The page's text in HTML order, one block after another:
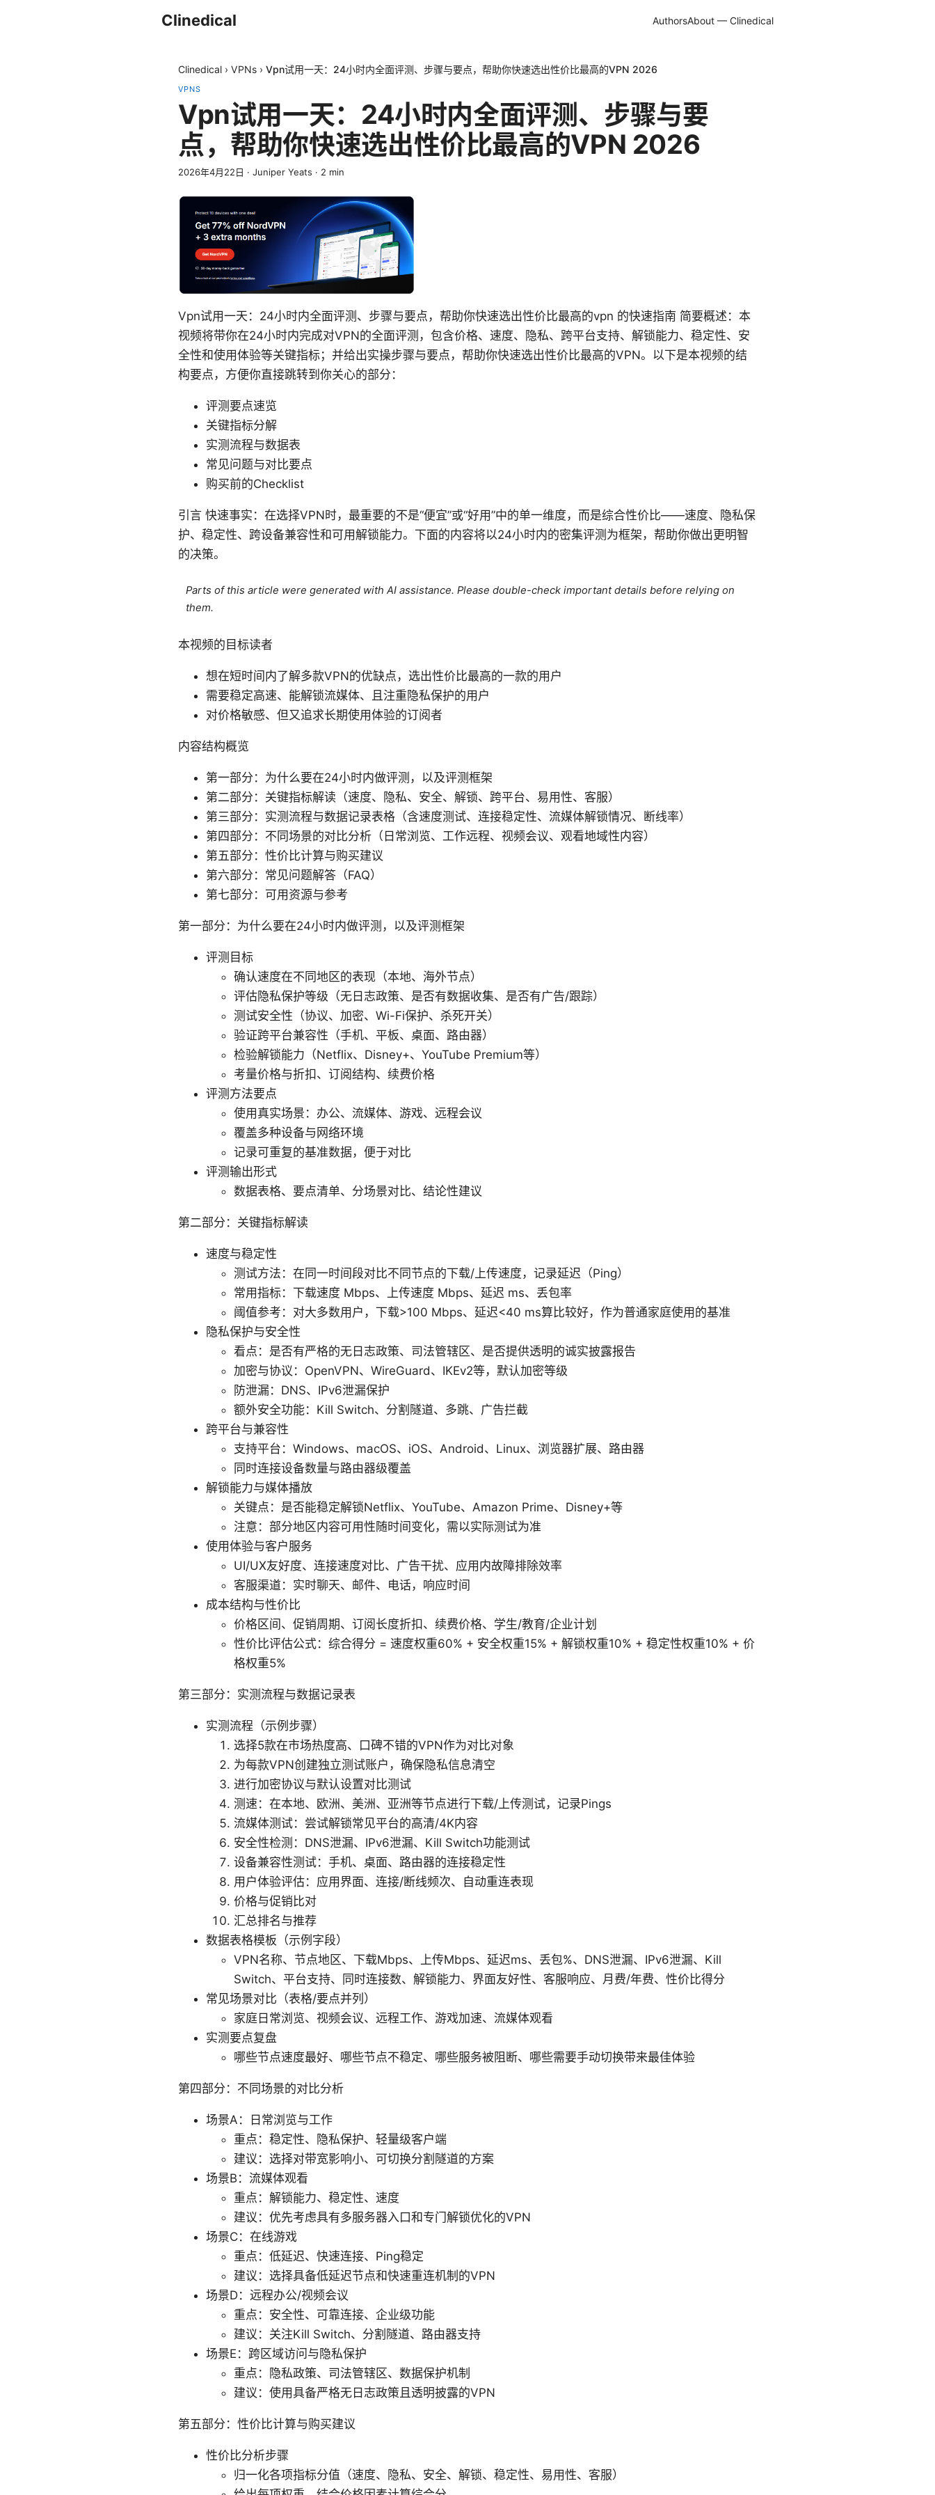
Clinedical AuthorsAbout — Clinedical
Clinedical › VPNs › Vpn试用一天：24小时内全面评测、步骤与要点，帮助你快速选出性价比最高的VPN 2026
VPNS
Vpn试用一天：24小时内全面评测、步骤与要
点，帮助你快速选出性价比最高的VPN 2026
2026年4月22日 · Juniper Yeats · 2 min
Vpn试用一天：24小时内全面评测、步骤与要点，帮助你快速选出性价比最高的vpn 的快速指南 简要概述：本
视频将带你在24小时内完成对VPN的全面评测，包含价格、速度、隐私、跨平台支持、解锁能力、稳定性、安
全性和使用体验等关键指标；并给出实操步骤与要点，帮助你快速选出性价比最高的VPN。以下是本视频的结
构要点，方便你直接跳转到你关心的部分：
评测要点速览
关键指标分解
实测流程与数据表
常见问题与对比要点
购买前的Checklist
引言 快速事实：在选择VPN时，最重要的不是“便宜”或“好用”中的单一维度，而是综合性价比——速度、隐私保
护、稳定性、跨设备兼容性和可用解锁能力。下面的内容将以24小时内的密集评测为框架，帮助你做出更明智
的决策。
Parts of this article were generated with AI assistance. Please double-check important details before relying on
them.
本视频的目标读者
想在短时间内了解多款VPN的优缺点，选出性价比最高的一款的用户
需要稳定高速、能解锁流媒体、且注重隐私保护的用户
对价格敏感、但又追求长期使用体验的订阅者
内容结构概览
第一部分：为什么要在24小时内做评测，以及评测框架
第二部分：关键指标解读（速度、隐私、安全、解锁、跨平台、易用性、客服）
第三部分：实测流程与数据记录表格（含速度测试、连接稳定性、流媒体解锁情况、断线率）
第四部分：不同场景的对比分析（日常浏览、工作远程、视频会议、观看地域性内容）
第五部分：性价比计算与购买建议
第六部分：常见问题解答（FAQ）
第七部分：可用资源与参考
第一部分：为什么要在24小时内做评测，以及评测框架
评测目标
确认速度在不同地区的表现（本地、海外节点）
评估隐私保护等级（无日志政策、是否有数据收集、是否有广告/跟踪）
测试安全性（协议、加密、Wi-Fi保护、杀死开关）
验证跨平台兼容性（手机、平板、桌面、路由器）
检验解锁能力（Netflix、Disney+、YouTube Premium等）
考量价格与折扣、订阅结构、续费价格
评测方法要点
使用真实场景：办公、流媒体、游戏、远程会议
覆盖多种设备与网络环境
记录可重复的基准数据，便于对比
评测输出形式
数据表格、要点清单、分场景对比、结论性建议
第二部分：关键指标解读
速度与稳定性
测试方法：在同一时间段对比不同节点的下载/上传速度，记录延迟（Ping）
常用指标：下载速度 Mbps、上传速度 Mbps、延迟 ms、丢包率
阈值参考：对大多数用户，下载>100 Mbps、延迟<40 ms算比较好，作为普通家庭使用的基准
隐私保护与安全性
看点：是否有严格的无日志政策、司法管辖区、是否提供透明的诚实披露报告
加密与协议：OpenVPN、WireGuard、IKEv2等，默认加密等级
防泄漏：DNS、IPv6泄漏保护
额外安全功能：Kill Switch、分割隧道、多跳、广告拦截
跨平台与兼容性
支持平台：Windows、macOS、iOS、Android、Linux、浏览器扩展、路由器
同时连接设备数量与路由器级覆盖
解锁能力与媒体播放
关键点：是否能稳定解锁Netflix、YouTube、Amazon Prime、Disney+等
注意：部分地区内容可用性随时间变化，需以实际测试为准
使用体验与客户服务
UI/UX友好度、连接速度对比、广告干扰、应用内故障排除效率
客服渠道：实时聊天、邮件、电话，响应时间
成本结构与性价比
价格区间、促销周期、订阅长度折扣、续费价格、学生/教育/企业计划
性价比评估公式：综合得分 = 速度权重60% + 安全权重15% + 解锁权重10% + 稳定性权重10% + 价
格权重5%
第三部分：实测流程与数据记录表
实测流程（示例步骤）
选择5款在市场热度高、口碑不错的VPN作为对比对象
为每款VPN创建独立测试账户，确保隐私信息清空
进行加密协议与默认设置对比测试
测速：在本地、欧洲、美洲、亚洲等节点进行下载/上传测试，记录Pings
流媒体测试：尝试解锁常见平台的高清/4K内容
安全性检测：DNS泄漏、IPv6泄漏、Kill Switch功能测试
设备兼容性测试：手机、桌面、路由器的连接稳定性
用户体验评估：应用界面、连接/断线频次、自动重连表现
价格与促销比对
汇总排名与推荐
数据表格模板（示例字段）
VPN名称、节点地区、下载Mbps、上传Mbps、延迟ms、丢包%、DNS泄漏、IPv6泄漏、Kill
Switch、平台支持、同时连接数、解锁能力、界面友好性、客服响应、月费/年费、性价比得分
常见场景对比（表格/要点并列）
家庭日常浏览、视频会议、远程工作、游戏加速、流媒体观看
实测要点复盘
哪些节点速度最好、哪些节点不稳定、哪些服务被阻断、哪些需要手动切换带来最佳体验
第四部分：不同场景的对比分析
场景A：日常浏览与工作
重点：稳定性、隐私保护、轻量级客户端
建议：选择对带宽影响小、可切换分割隧道的方案
场景B：流媒体观看
重点：解锁能力、稳定性、速度
建议：优先考虑具有多服务器入口和专门解锁优化的VPN
场景C：在线游戏
重点：低延迟、快速连接、Ping稳定
建议：选择具备低延迟节点和快速重连机制的VPN
场景D：远程办公/视频会议
重点：安全性、可靠连接、企业级功能
建议：关注Kill Switch、分割隧道、路由器支持
场景E：跨区域访问与隐私保护
重点：隐私政策、司法管辖区、数据保护机制
建议：使用具备严格无日志政策且透明披露的VPN
第五部分：性价比计算与购买建议
性价比分析步骤
归一化各项指标分值（速度、隐私、安全、解锁、稳定性、易用性、客服）